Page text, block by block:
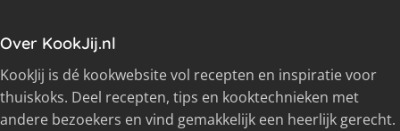
Over KookJij.nl
KookJij is dé kookwebsite vol recepten en inspiratie voor
thuiskoks. Deel recepten, tips en kooktechnieken met
andere bezoekers en vind gemakkelijk een heerlijk gerecht.